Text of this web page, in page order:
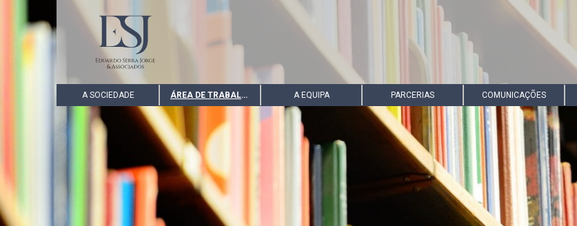
A SOCIEDADE ÁREA DE TRABALHO A EQUIPA PARCERIAS COMUNICAÇÕES